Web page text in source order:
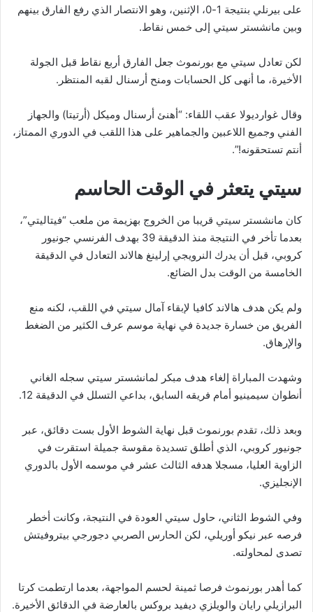
على بيرنلي بنتيجة 1-0، الإثنين، وهو الانتصار الذي رفع الفارق بينهم
وبين مانشستر سيتي إلى خمس نقاط.
لكن تعادل سيتي مع بورنموث جعل الفارق أربع نقاط قبل الجولة
الأخيرة، ما أنهى كل الحسابات ومنح أرسنال لقبه المنتظر.
وقال غوارديولا عقب اللقاء: “أهنئ أرسنال وميكل (أرتيتا) والجهاز
الفني وجميع اللاعبين والجماهير على هذا اللقب في الدوري الممتاز،
أنتم تستحقونه!”.
سيتي يتعثر في الوقت الحاسم
كان مانشستر سيتي قريبا من الخروج بهزيمة من ملعب “فيتاليتي”،
بعدما تأخر في النتيجة منذ الدقيقة 39 بهدف الفرنسي جونيور
كروبي، قبل أن يدرك النرويجي إرلينغ هالاند التعادل في الدقيقة
الخامسة من الوقت بدل الضائع.
ولم يكن هدف هالاند كافيا لإبقاء آمال سيتي في اللقب، لكنه منع
الفريق من خسارة جديدة في نهاية موسم عرف الكثير من الضغط
والإرهاق.
وشهدت المباراة إلغاء هدف مبكر لمانشستر سيتي سجله الغاني
أنطوان سيمينيو أمام فريقه السابق، بداعي التسلل في الدقيقة 12.
وبعد ذلك، تقدم بورنموث قبل نهاية الشوط الأول بست دقائق، عبر
جونيور كروبي، الذي أطلق تسديدة مقوسة جميلة استقرت في
الزاوية العليا، مسجلا هدفه الثالث عشر في موسمه الأول بالدوري
الإنجليزي.
وفي الشوط الثاني، حاول سيتي العودة في النتيجة، وكانت أخطر
فرصه عبر نيكو أوريلي، لكن الحارس الصربي دجورجي بيتروفيتش
تصدى لمحاولته.
كما أهدر بورنموث فرصا ثمينة لحسم المواجهة، بعدما ارتطمت كرتا
البرازيلي رايان والويلزي ديفيد بروكس بالعارضة في الدقائق الأخيرة.